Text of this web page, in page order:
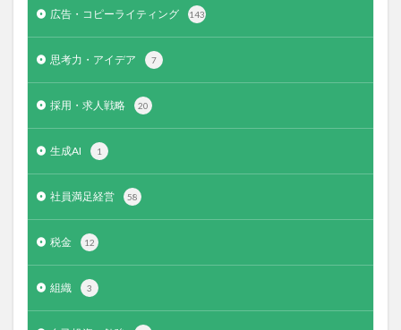
広告・コピーライティング 143
思考力・アイデア 7
採用・求人戦略 20
生成AI 1
社員満足経営 58
税金 12
組織 3